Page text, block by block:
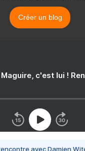
Créer un blog
c'est lui !
avec Damien